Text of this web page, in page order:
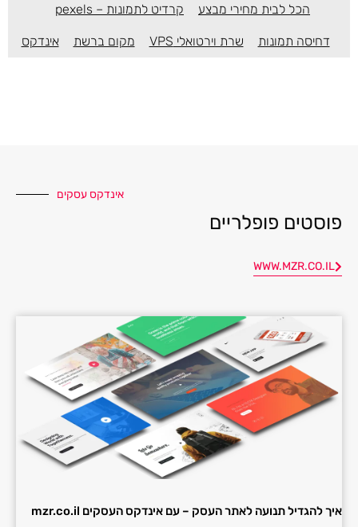
הכל לבית מחירי מבצע קרדיט לתמונות – pexels
דחיסה תמונות שרת וירטואלי VPS מקום ברשת אינדקס
אינדקס עסקים
פוסטים פופלריים
WWW.MZR.CO.IL
איך להגדיל תנועה לאתר העסק – עם אינדקס העסקים mzr.co.il